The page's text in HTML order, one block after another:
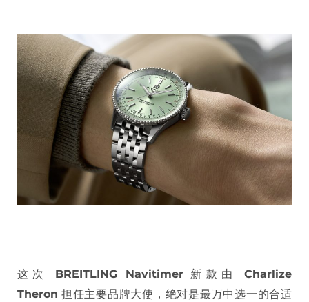
这次 BREITLING Navitimer新款由Charlize
Theron 担任主要品牌大使，绝对是最万中选一的合适